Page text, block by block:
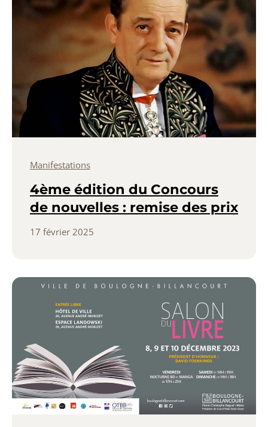
Manifestations
4ème édition du Concours
de nouvelles : remise des prix
17 février 2025